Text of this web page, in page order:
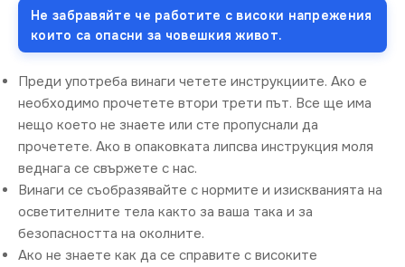
Не забравяйте че работите с високи напрежения
които са опасни за човешкия живот.
Преди употреба винаги четете инструкциите. Ако е
необходимо прочетете втори трети път. Все ще има
нещо което не знаете или сте пропуснали да
прочетете. Ако в опаковката липсва инструкция моля
веднага се свържете с нас.
Винаги се съобразявайте с нормите и изискванията на
осветителните тела както за ваша така и за
безопасността на околните.
Ако не знаете как да се справите с високите